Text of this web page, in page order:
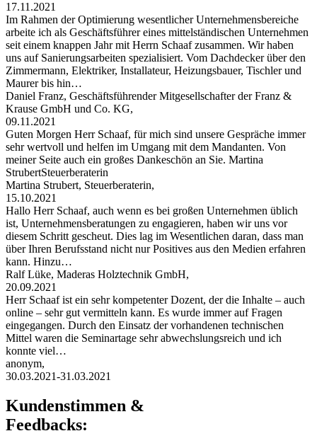
17.11.2021
Im Rahmen der Optimierung wesentlicher Unternehmensbereiche
arbeite ich als Geschäftsführer eines mittelständischen Unternehmen
seit einem knappen Jahr mit Herrn Schaaf zusammen. Wir haben
uns auf Sanierungsarbeiten spezialisiert. Vom Dachdecker über den
Zimmermann, Elektriker, Installateur, Heizungsbauer, Tischler und
Maurer bis hin…
Daniel Franz, Geschäftsführender Mitgesellschafter der Franz &
Krause GmbH und Co. KG,
09.11.2021
Guten Morgen Herr Schaaf, für mich sind unsere Gespräche immer
sehr wertvoll und helfen im Umgang mit dem Mandanten. Von
meiner Seite auch ein großes Dankeschön an Sie. Martina
StrubertSteuerberaterin
Martina Strubert, Steuerberaterin,
15.10.2021
Hallo Herr Schaaf, auch wenn es bei großen Unternehmen üblich
ist, Unternehmensberatungen zu engagieren, haben wir uns vor
diesem Schritt gescheut. Dies lag im Wesentlichen daran, dass man
über Ihren Berufsstand nicht nur Positives aus den Medien erfahren
kann. Hinzu…
Ralf Lüke, Maderas Holztechnik GmbH,
20.09.2021
Herr Schaaf ist ein sehr kompetenter Dozent, der die Inhalte – auch
online – sehr gut vermitteln kann. Es wurde immer auf Fragen
eingegangen. Durch den Einsatz der vorhandenen technischen
Mittel waren die Seminartage sehr abwechslungsreich und ich
konnte viel…
anonym,
30.03.2021-31.03.2021
Kundenstimmen &
Feedbacks: